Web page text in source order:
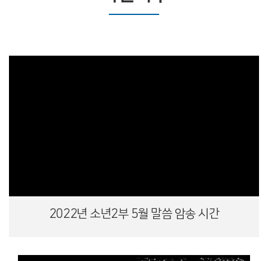
2022년 소년2부 5월 말씀 암송 시간